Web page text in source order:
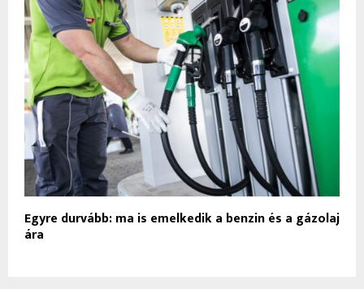
Egyre durvább: ma is emelkedik a benzin és a gázolaj
ára